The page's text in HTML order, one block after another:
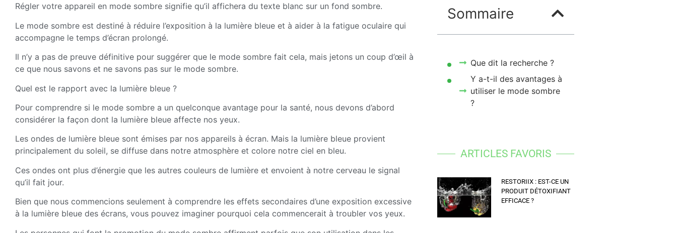
Régler votre appareil en mode sombre signifie qu’il affichera du texte blanc sur un fond sombre.
Le mode sombre est destiné à réduire l’exposition à la lumière bleue et à aider à la fatigue oculaire qui
accompagne le temps d’écran prolongé.
Il n’y a pas de preuve définitive pour suggérer que le mode sombre fait cela, mais jetons un coup d’œil à
ce que nous savons et ne savons pas sur le mode sombre.
Quel est le rapport avec la lumière bleue ?
Pour comprendre si le mode sombre a un quelconque avantage pour la santé, nous devons d’abord
considérer la façon dont la lumière bleue affecte nos yeux.
Les ondes de lumière bleue sont émises par nos appareils à écran. Mais la lumière bleue provient
principalement du soleil, se diffuse dans notre atmosphère et colore notre ciel en bleu.
Ces ondes ont plus d’énergie que les autres couleurs de lumière et envoient à notre cerveau le signal
qu’il fait jour.
Bien que nous commencions seulement à comprendre les effets secondaires d’une exposition excessive
à la lumière bleue des écrans, vous pouvez imaginer pourquoi cela commencerait à troubler vos yeux.
Sommaire
Que dit la recherche ?
Y a-t-il des avantages à
utiliser le mode sombre
?
ARTICLES FAVORIS
RESTORIIX : EST-CE UN
PRODUIT DÉTOXIFIANT
EFFICACE ?